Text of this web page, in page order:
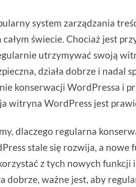
system zarządzania
świecie. Chociaż jest
utrzymywać swoją
działa dobrze i nadal
konserwacji WordPressa i
witryna WordPress jest
dlaczego regularna
stale się rozwija, a nowe
z tych nowych funkcji
dobrze, ważne jest, aby